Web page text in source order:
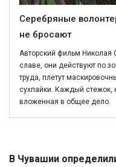
Серебряные
не бросают
Авторский фильм Николая
славе, они действуют по
труда, плетут
сухпайки. Каждый стежок,
вложенная в общее дело.
В Чувашии